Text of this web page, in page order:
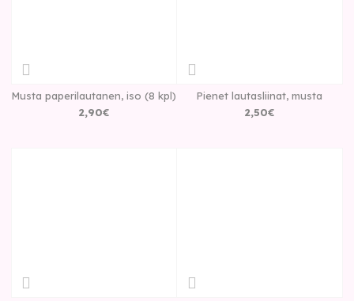
Musta paperilautanen, iso (8 kpl)
2,90€
Pienet lautasliinat, musta
2,50€